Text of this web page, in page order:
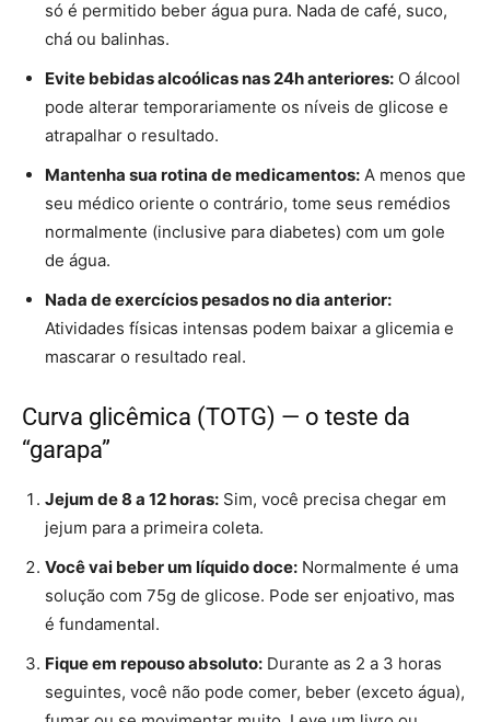
só é permitido beber água pura. Nada de café, suco,
chá ou balinhas.
Evite bebidas alcoólicas nas 24h anteriores: O álcool
pode alterar temporariamente os níveis de glicose e
atrapalhar o resultado.
Mantenha sua rotina de medicamentos: A menos que
seu médico oriente o contrário, tome seus remédios
normalmente (inclusive para diabetes) com um gole
de água.
Nada de exercícios pesados no dia anterior:
Atividades físicas intensas podem baixar a glicemia e
mascarar o resultado real.
Curva glicêmica (TOTG) — o teste da
“garapa”
Jejum de 8 a 12 horas: Sim, você precisa chegar em
jejum para a primeira coleta.
Você vai beber um líquido doce: Normalmente é uma
solução com 75g de glicose. Pode ser enjoativo, mas
é fundamental.
Fique em repouso absoluto: Durante as 2 a 3 horas
seguintes, você não pode comer, beber (exceto água),